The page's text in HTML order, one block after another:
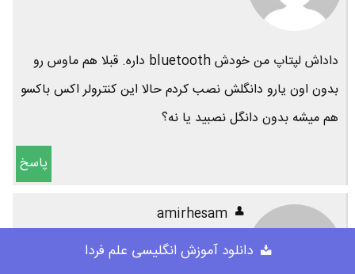
داداش لپتاپ من خودش bluetooth داره. قبلا هم ماوس رو
بدون اون یارو دانگلش نصب کردم حالا این کنترولر اکس باکسو
هم میشه بدون دانگل نصبید یا نه؟
پاسخ
amirhesam
27 دی 1395
دانلود آموزش انگلیسی علم فردا